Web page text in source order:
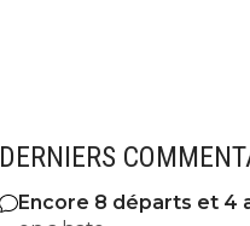
DERNIERS
Encore 8 départs et 4